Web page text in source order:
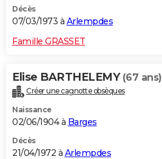
Décès
07/03/1973 à Arlempdes
Famille GRASSET
Elise BARTHELEMY (67 ans)
Créer une cagnotte obsèques
Naissance
02/06/1904 à Barges
Décès
21/04/1972 à Arlempdes